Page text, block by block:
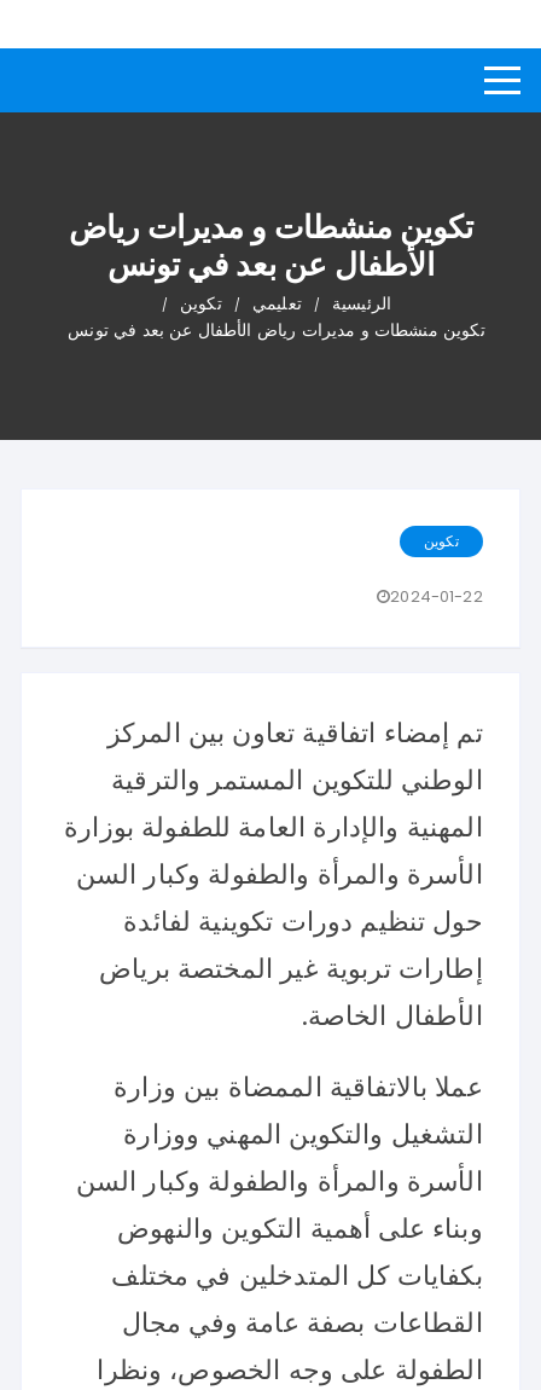
المحتوى
تكوين منشطات و مديرات رياض
الأطفال عن بعد في تونس
الرئيسية تعليمي
تكوين
تكوين منشطات و مديرات رياض الأطفال عن بعد في تونس
تكوين
2024-01-22
تم إمضاء اتفاقية تعاون بين المركز
الوطني للتكوين المستمر والترقية
المهنية والإدارة العامة للطفولة بوزارة
الأسرة والمرأة والطفولة وكبار السن
حول تنظيم دورات تكوينية لفائدة
إطارات تربوية غير المختصة برياض
الأطفال الخاصة.
عملا بالاتفاقية الممضاة بين وزارة
التشغيل والتكوين المهني ووزارة
الأسرة والمرأة والطفولة وكبار السن
وبناء على أهمية التكوين والنهوض
بكفايات كل المتدخلين في مختلف
القطاعات بصفة عامة وفي مجال
الطفولة على وجه الخصوص، ونظرا